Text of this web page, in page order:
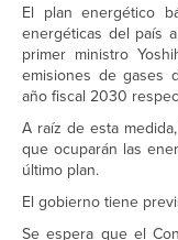
El plan energético
energéticas del país
primer ministro
emisiones de gases
año fiscal 2030
A raíz de esta
que ocuparán las
último plan.
El gobierno tiene
Se espera que el